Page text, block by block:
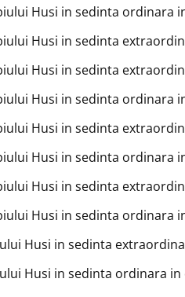
Husi in sedinta ordinara
Husi in sedinta
Husi in sedinta
Husi in sedinta ordinara
Husi in sedinta
Husi in sedinta ordinara
Husi in sedinta
Husi in sedinta ordinara
Husi in sedinta
Husi in sedinta ordinara in